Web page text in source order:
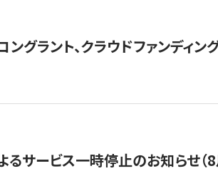
グラント、クラウドファンディ
るサービス一時停止のお知らせ